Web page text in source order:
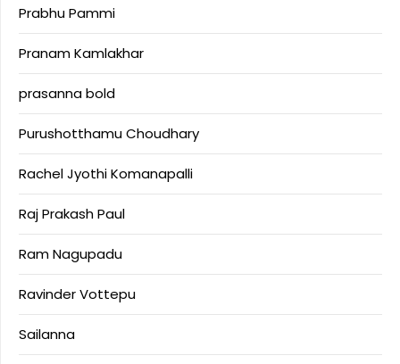
Prabhu Pammi
Pranam Kamlakhar
prasanna bold
Purushotthamu Choudhary
Rachel Jyothi Komanapalli
Raj Prakash Paul
Ram Nagupadu
Ravinder Vottepu
Sailanna